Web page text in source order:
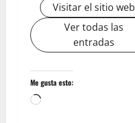
Visitar el sitio web
Ver todas las
entradas
Me gusta esto:
Cargando...